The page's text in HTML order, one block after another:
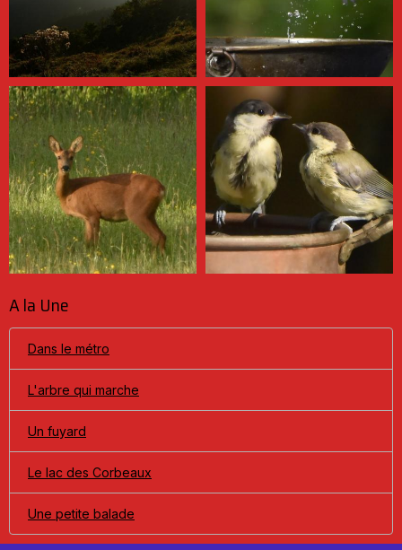
A la Une
Dans le métro
L'arbre qui marche
Un fuyard
Le lac des Corbeaux
Une petite balade